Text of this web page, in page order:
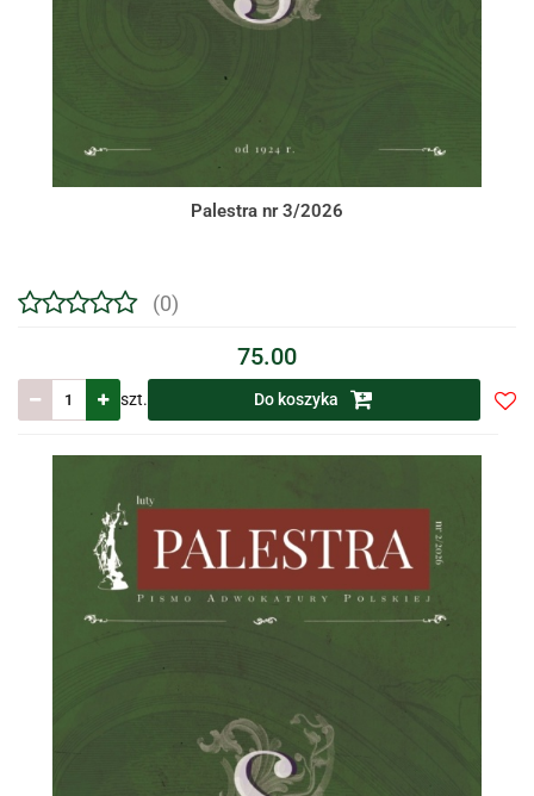
Palestra nr 3/2026
(0)
75.00
szt. Do koszyka